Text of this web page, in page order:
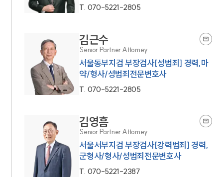
T. 070-5221-2805
김근수
Senior Partner Attorney
서울동부지검 부장검사[성범죄] 경력,마
약/형사/성범죄전문변호사
T. 070-5221-2805
김영흠
Senior Partner Attorney
서울서부지검 부장검사[강력범죄] 경력,
군형사/형사/성범죄전문변호사
T. 070-5221-2387